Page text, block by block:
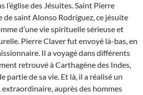
l’église des Jésuites. Saint Pierre
saint Alonso Rodríguez, ce jésuite
d’une vie spirituelle sérieuse et
Pierre Claver fut envoyé là-bas, en
Il a voyagé dans différents
retrouvé à Carthagène des Indes,
partie de sa vie. Et là, il a réalisé un
auprès des hommes